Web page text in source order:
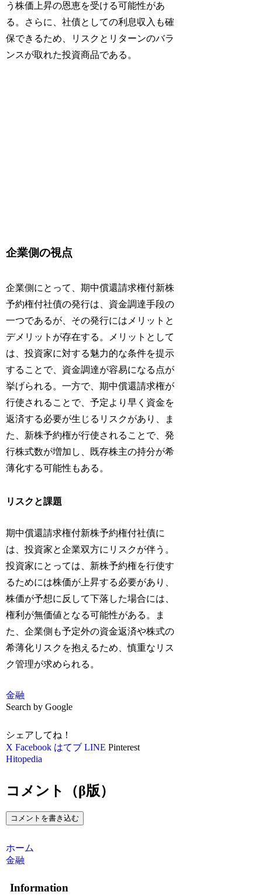
う株価上昇の恩恵を受ける可能性があ
る。さらに、社債としての利息収入も確
保できるため、リスクとリターンのバラ
ンスが取れた投資商品である。
企業側の視点
企業側にとって、期中償還請求権付新株
予約権付社債の発行は、資金調達手段の
一つであるが、その発行にはメリットと
デメリットが存在する。メリットとして
は、投資家に対する魅力的な条件を提示
することで、資金調達が容易になる点が
挙げられる。一方で、期中償還請求権が
行使されることで、予定より早く資金を
返済する必要が生じるリスクがあり、ま
た、新株予約権が行使されることで、発
行株式数が増加し、既存株主の持分が希
薄化する可能性もある。
リスクと課題
期中償還請求権付新株予約権付社債に
は、投資家と企業双方にリスクが伴う。
投資家にとっては、新株予約権を行使す
るためには株価が上昇する必要があり、
株価が予想に反して下落した場合には、
権利が無価値となる可能性がある。ま
た、企業側も予定外の資金返済や株式の
希薄化リスクを抱えるため、慎重なリス
ク管理が求められる。
金融
Search by Google
シェアしてね！
X Facebook はてブ LINE Pinterest
Hitopedia
コメント（β版）
コメントを書き込む
ホーム
金融
Information